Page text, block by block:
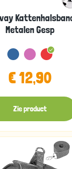
Metalen Gesp
€ 12,90
Zie product